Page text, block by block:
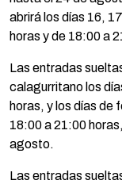
abrirá los días 16,
horas y de 18:00 a
Las entradas
calagurritano los
horas, y los días de
18:00 a 21:00
agosto.
Las entradas